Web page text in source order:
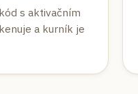
s aktivačním
a kurník je